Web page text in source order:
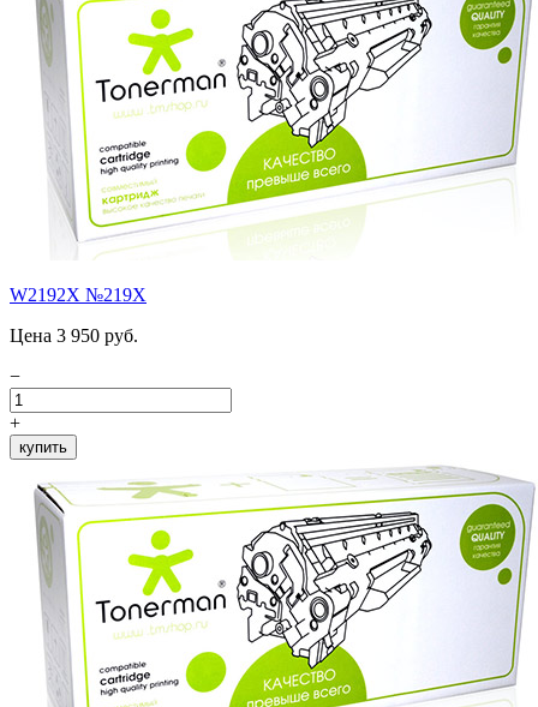
W2192X №219X
Цена 3 950 руб.
−
+
купить